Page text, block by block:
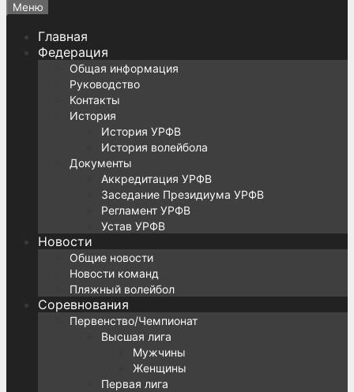
Меню
Главная
Федерация
Общая информация
Руководство
Контакты
История
История УРФВ
История волейбола
Документы
Аккредитация УРФВ
Заседание Президиума УРФВ
Регламент УРФВ
Устав УРФВ
Новости
Общие новости
Новости команд
Пляжный волейбол
Соревнования
Первенство/Чемпионат
Высшая лига
Мужчины
Женщины
Первая лига